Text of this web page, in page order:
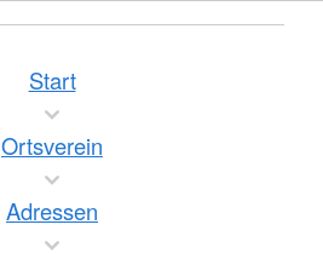
Start
Ortsverein
Adressen